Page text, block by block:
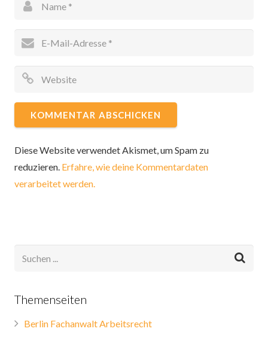
Diese Website verwendet Akismet, um Spam zu
reduzieren. Erfahre, wie deine Kommentardaten
verarbeitet werden.
Themenseiten
Berlin Fachanwalt Arbeitsrecht